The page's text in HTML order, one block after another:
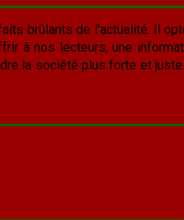
brûlants de l'actualité. Il
à nos lecteurs, une
la société plus forte et juste.